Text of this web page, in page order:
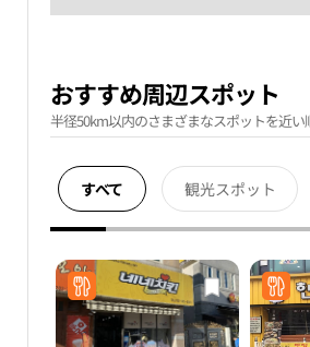
おすすめ周辺スポット
半径50km以内のさまざまなスポットを近い
すべて 観光スポット